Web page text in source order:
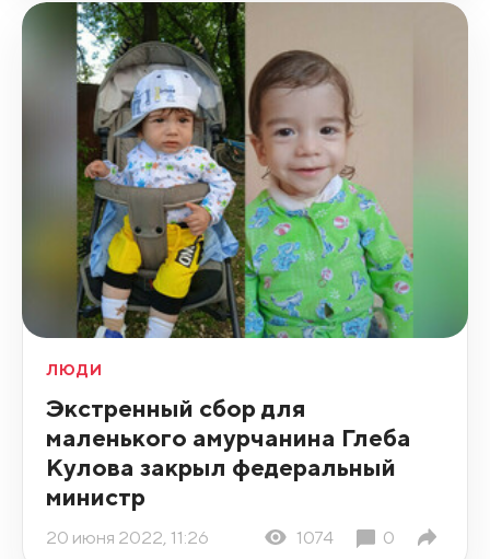
ЛЮДИ
Экстренный сбор для
маленького амурчанина Глеба
Кулова закрыл федеральный
министр
20 июня 2022, 11:26 1074 0